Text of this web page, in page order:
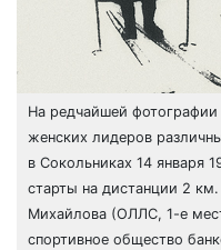
На редчайшей
женских лидеров
в Сокольниках 14 января
старты на дистанции 2
Михайлова (ОЛЛС, 1-е
спортивное общество